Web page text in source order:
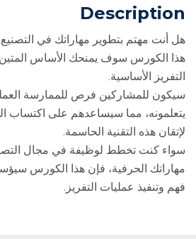
Description
هل أنت مهتم بتطوير مهاراتك في التصنيع
هذا الكورس سوف يمنحك الأساس المتين
التفريز الأساسية.
سيكون للمشاركين فرص للممارسة
يتعلمونه، مما سيساعدهم على اكتساب
لإتقان هذه التقنية الحاسمة.
سواء كنت تخطط لوظيفة في مجال
مهاراتك الحرفية، فإن هذا الكورس
فهم وتنفيذ عمليات التفريز.